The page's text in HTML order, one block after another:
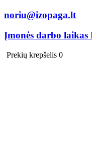
noriu@izopaga.lt
Įmonės darbo laikas
Prekių krepšelis 0